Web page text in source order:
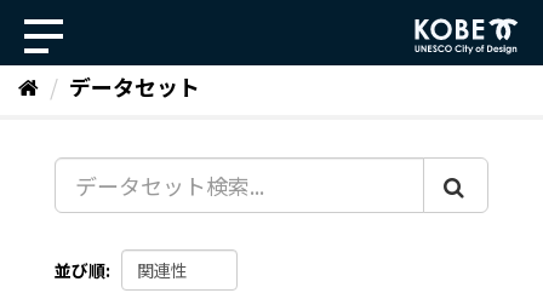
ッ
データセット
並び順